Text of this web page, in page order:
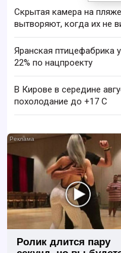
Скрытая камера на
вытворяют, когда их не
Яранская птицефабрика
22% по нацпроекту
В Кирове в середине
похолодание до +17 C
Ролик длится пару